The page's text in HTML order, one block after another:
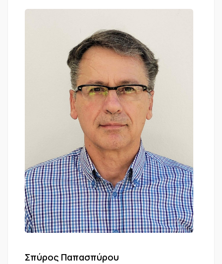
Σπύρος Παπασπύρου